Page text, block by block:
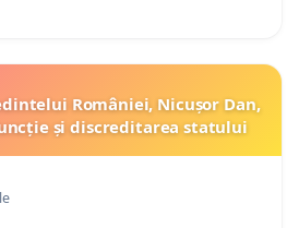
României, Nicușor Dan,
și discreditarea statului